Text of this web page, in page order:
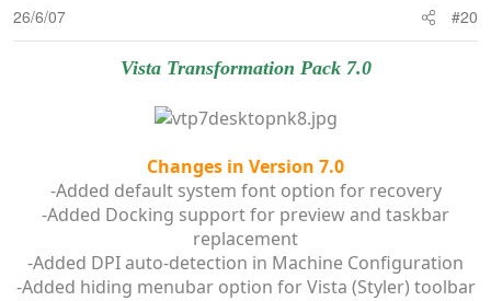
26/6/07 #20
Vista Transformation Pack 7.0
Changes in Version 7.0
-Added default system font option for recovery
-Added Docking support for preview and taskbar
replacement
-Added DPI auto-detection in Machine Configuration
-Added hiding menubar option for Vista (Styler) toolbar